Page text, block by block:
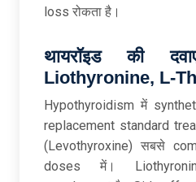
loss रोकता है।​
थायरॉइडकी
Liothyronine, L-
Hypothyroidism में
replacement standard
(Levothyroxine) सबसे
doses में।